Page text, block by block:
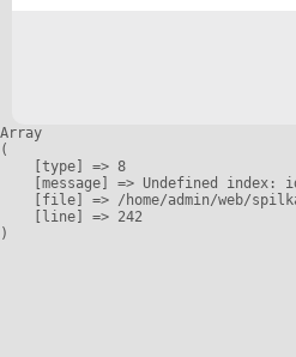
Array
(
    [type] => 8
[message] => Undefined index:
[file] => /home/admin/web/
    [line] => 242